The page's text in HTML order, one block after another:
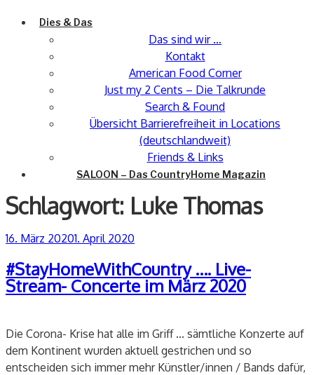
Dies & Das
Das sind wir …
Kontakt
American Food Corner
Just my 2 Cents – Die Talkrunde
Search & Found
Übersicht Barrierefreiheit in Locations
(deutschlandweit)
Friends & Links
SALOON – Das CountryHome Magazin
Schlagwort: Luke Thomas
Veröffentlicht
16. März 20201. April 2020
#StayHomeWithCountry …. Live-
Stream- Concerte im März 2020
Die Corona- Krise hat alle im Griff ... sämtliche Konzerte auf
dem Kontinent wurden aktuell gestrichen und so
entscheiden sich immer mehr Künstler/innen / Bands dafür,